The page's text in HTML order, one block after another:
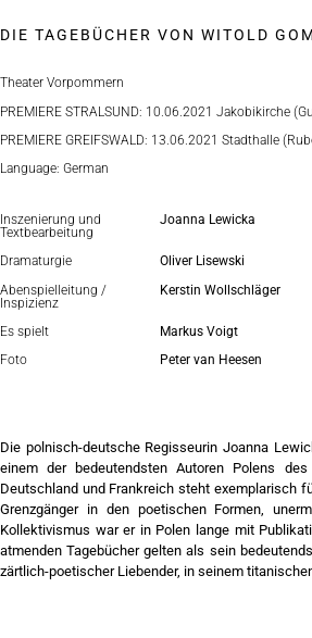
DIE TAGEBÜCHER VON WITOLD
Theater Vorpommern
PREMIERE STRALSUND: 10.06.2021 Jakobikirche
PREMIERE GREIFSWALD: 13.06.2021 Stadthalle
Language: German
Inszenierung und
Textbearbeitung
Joanna Lewicka
Dramaturgie
Oliver Lisewski
Abenspielleitung /
Inspizienz
Kerstin Wollschläger
Es spielt
Markus Voigt
Foto
Peter van Heesen
Die polnisch-deutsche Regisseurin Joanna
einem der bedeutendsten Autoren Polens
Deutschland und Frankreich steht exemplarisch
Grenzgänger in den poetischen Formen,
Kollektivismus war er in Polen lange mit
atmenden Tagebücher gelten als sein
zärtlich-poetischer Liebender, in seinem